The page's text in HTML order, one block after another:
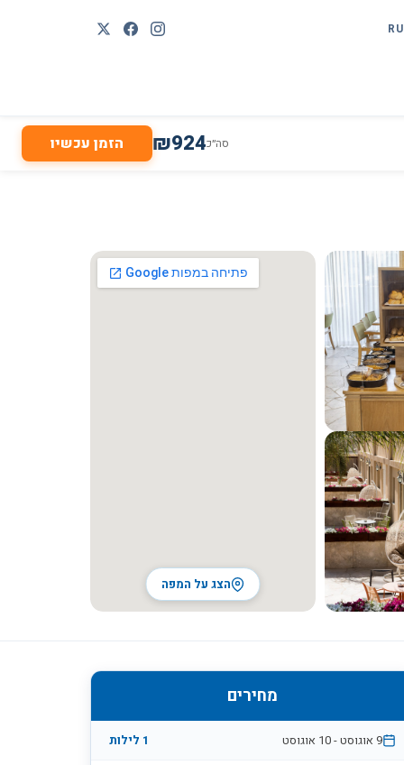
RU
סה״כ ₪924 הזמן עכשיו
הצג על המפה
מחירים
9 אוגוסט -10 אוגוסט 1 לילות